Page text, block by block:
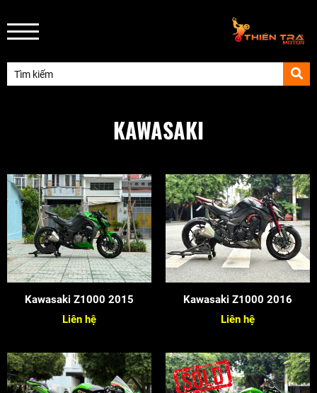
KAWASAKI
Kawasaki Z1000 2015
Liên hệ
Kawasaki Z1000 2016
Liên hệ